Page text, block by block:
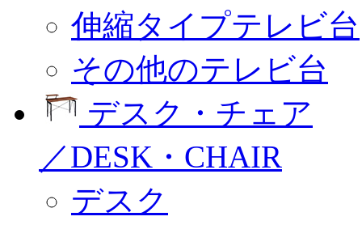
伸縮タイプテレビ台
その他のテレビ台
デスク・チェア
／DESK・CHAIR
デスク